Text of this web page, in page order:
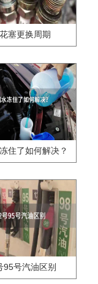
塞更换周期
住了如何解决？
95号汽油区别